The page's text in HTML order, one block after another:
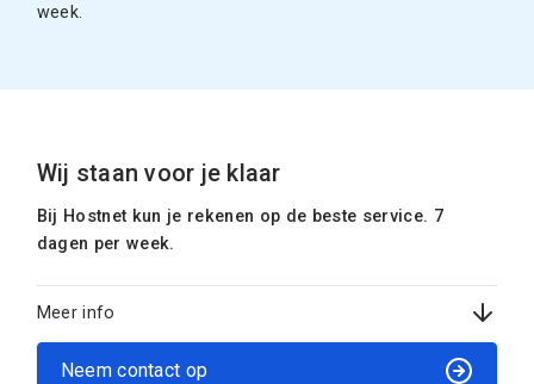
week.
Wij staan voor je klaar
Bij Hostnet kun je rekenen op de beste service. 7
dagen per week.
Meer info
Neem contact op